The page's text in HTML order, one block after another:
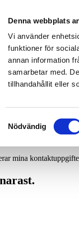
Denna webbplats
Vi använder
funktioner för
annan information
samarbetar med.
tillhandahållit eller
Samtyckesval
Nödvändig
spara med en
mina